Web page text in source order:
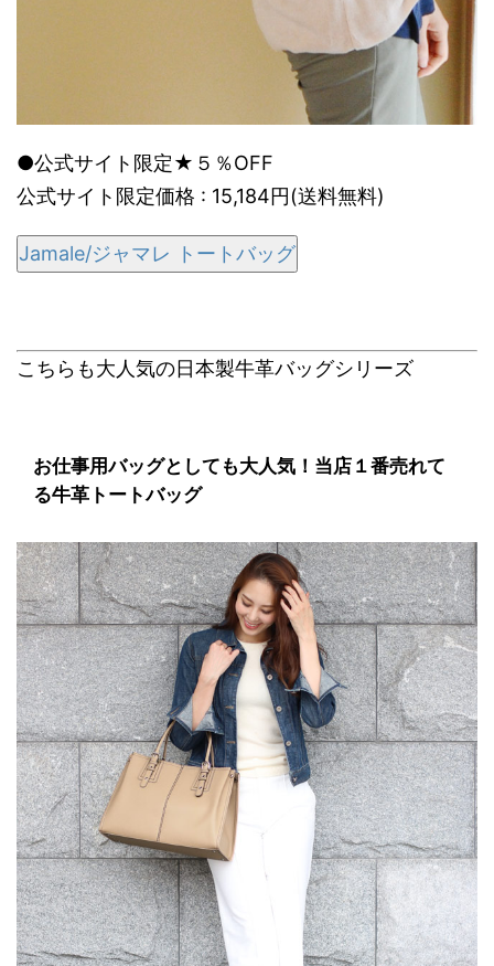
●公式サイト限定★５％OFF
公式サイト限定価格 : 15,184円(送料無料)
Jamale/ジャマレ トートバッグ
こちらも大人気の日本製牛革バッグシリーズ
お仕事用バッグとしても大人気！当店１番売れて
る牛革トートバッグ